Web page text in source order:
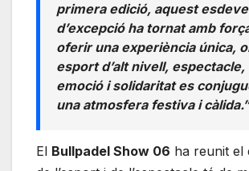
primera edició, aquest
d’excepció ha tornat amb
oferir una experiència única,
esport d’alt nivell, espectacle,
emoció i solidaritat es
una atmosfera festiva i càlida.”
El Bullpadel Show 06 ha reunit el